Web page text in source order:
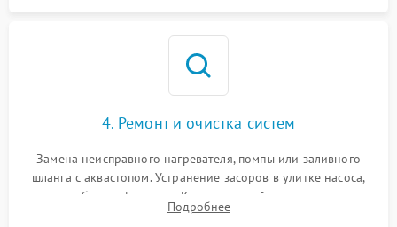
4. Ремонт и очистка систем
Замена неисправного нагревателя, помпы или заливного
шланга с аквастопом. Устранение засоров в улитке насоса,
патрубках и фильтрах. Компонентный ремонт платы
управления, восстановление поврежденной проводки.
Подробнее